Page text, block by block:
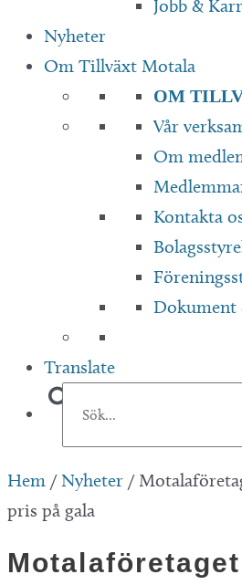
Jobb &
Nyheter
Om Tillväxt Motala
OM
Vår
Om
Kontakta
Dokument
Translate
Hem / Nyheter /
pris på gala